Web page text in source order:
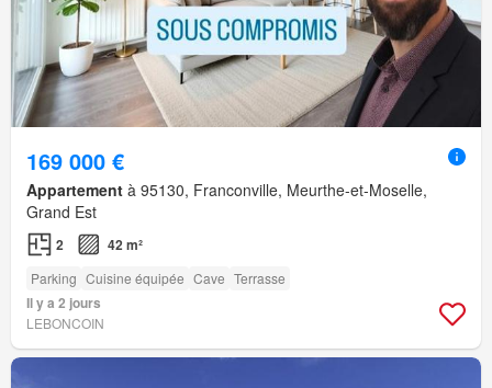
169 000 €
Appartement à 95130, Franconville, Meurthe-et-Moselle,
Grand Est
2 42 m²
Parking Cuisine équipée Cave Terrasse
Il y a 2 jours
LEBONCOIN